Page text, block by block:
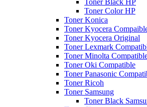
Toner Black HP
Toner Color HP
Toner Konica
Toner Kyocera
Toner Kyocera Original
Toner Lexmark
Toner Minolta
Toner Oki Compatible
Toner Panasonic
Toner Ricoh
Toner Samsung
Toner Black